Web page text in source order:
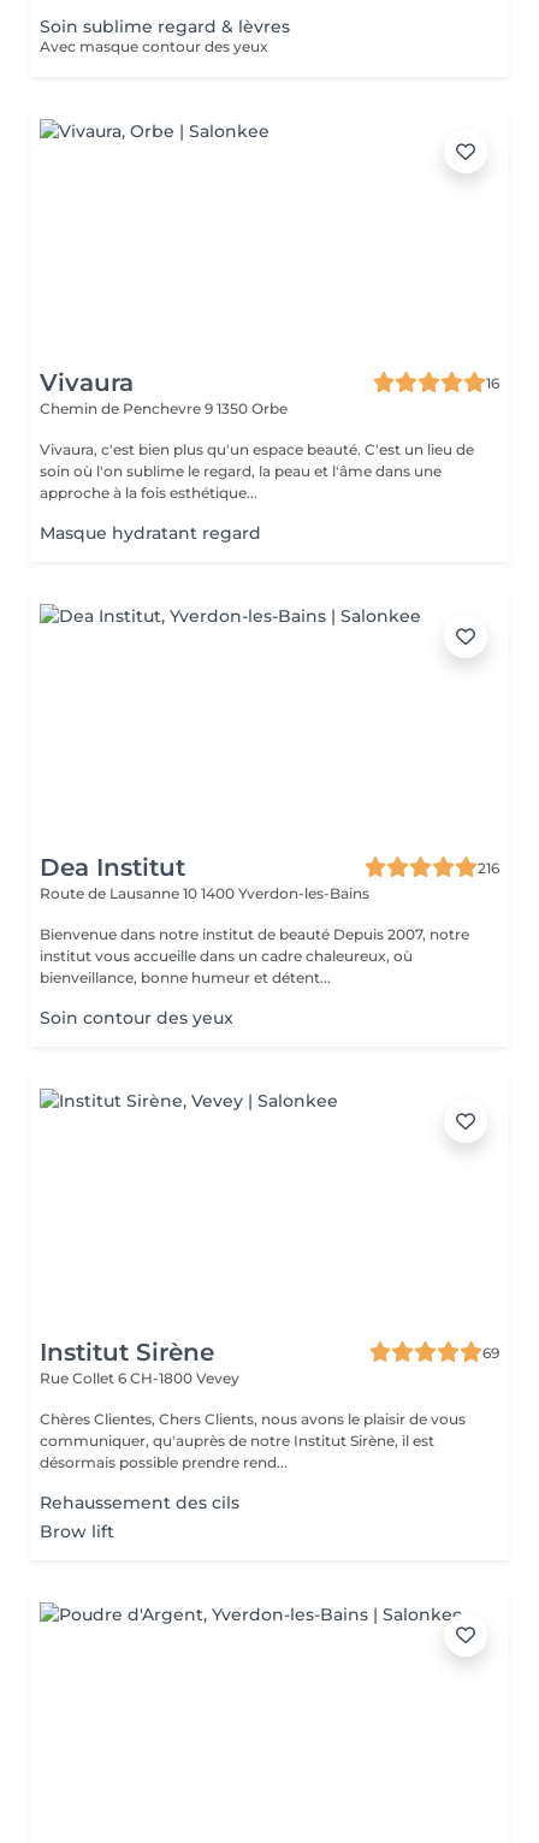
Soin sublime regard & lèvres
Avec masque contour des yeux
Vivaura
16
Chemin de Penchevre 9 1350 Orbe
Vivaura, c'est bien plus qu'un espace beauté. C'est un lieu de
soin où l'on sublime le regard, la peau et l'âme dans une
approche à la fois esthétique...
Masque hydratant regard
Dea Institut
216
Route de Lausanne 10 1400 Yverdon-les-Bains
Bienvenue dans notre institut de beauté Depuis 2007, notre
institut vous accueille dans un cadre chaleureux, où
bienveillance, bonne humeur et détent...
Soin contour des yeux
Institut Sirène
69
Rue Collet 6 CH-1800 Vevey
Chères Clientes, Chers Clients, nous avons le plaisir de vous
communiquer, qu'auprès de notre Institut Sirène, il est
désormais possible prendre rend...
Rehaussement des cils
Brow lift